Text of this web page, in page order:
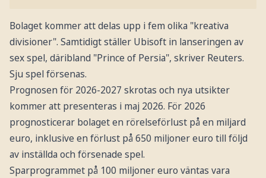
Bolaget kommer att delas upp i fem olika "kreativa
divisioner". Samtidigt ställer Ubisoft in lanseringen av
sex spel, däribland "Prince of Persia", skriver Reuters.
Sju spel försenas.
Prognosen för 2026-2027 skrotas och nya utsikter
kommer att presenteras i maj 2026. För 2026
prognosticerar bolaget en rörelseförlust på en miljard
euro, inklusive en förlust på 650 miljoner euro till följd
av inställda och försenade spel.
Sparprogrammet på 100 miljoner euro väntas vara